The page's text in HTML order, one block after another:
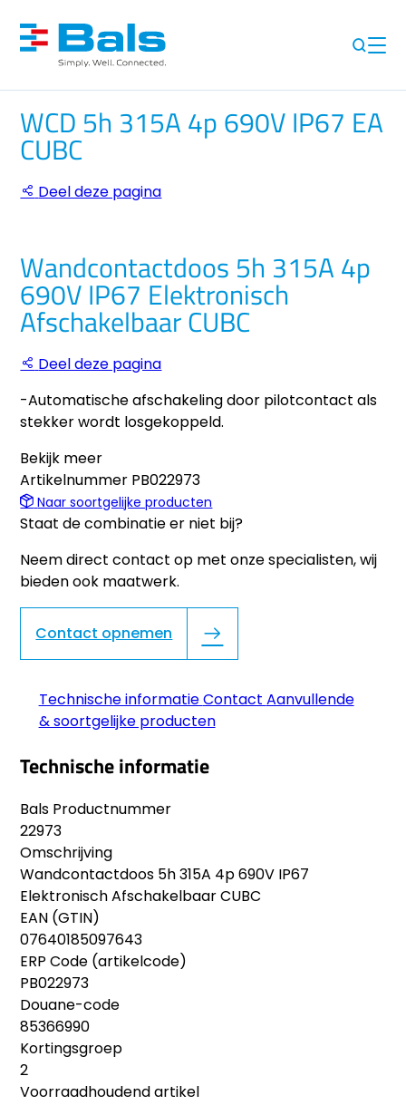
WCD 5h 315A 4p 690V IP67 EA
CUBC
Deel deze pagina
Wandcontactdoos 5h 315A 4p
690V IP67 Elektronisch
Afschakelbaar CUBC
Deel deze pagina
-Automatische afschakeling door pilotcontact als
stekker wordt losgekoppeld.
Bekijk meer
Artikelnummer PB022973
Naar soortgelijke producten
Staat de combinatie er niet bij?
Neem direct contact op met onze specialisten, wij
bieden ook maatwerk.
Contact opnemen
Technische informatieContact Aanvullende
& soortgelijke producten
Technische informatie
Bals Productnummer
22973
Omschrijving
Wandcontactdoos 5h 315A 4p 690V IP67
Elektronisch Afschakelbaar CUBC
EAN (GTIN)
07640185097643
ERP Code (artikelcode)
PB022973
Douane-code
85366990
Kortingsgroep
2
Voorraadhoudend artikel